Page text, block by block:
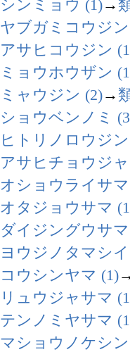
シンミョウ (1)→
ヤブガミコウジ
アサヒコウジン
ミョウホウザン
ミャウジン (2)→
ショウベンノミ
ヒトリノロウジ
アサヒチョウジ
オショウライサ
オタジョウサマ
ダイジングウサ
ヨウジノタマシ
コウシンヤマ (1)
リュウジャサマ
テンノミヤサマ
マショウノケシ